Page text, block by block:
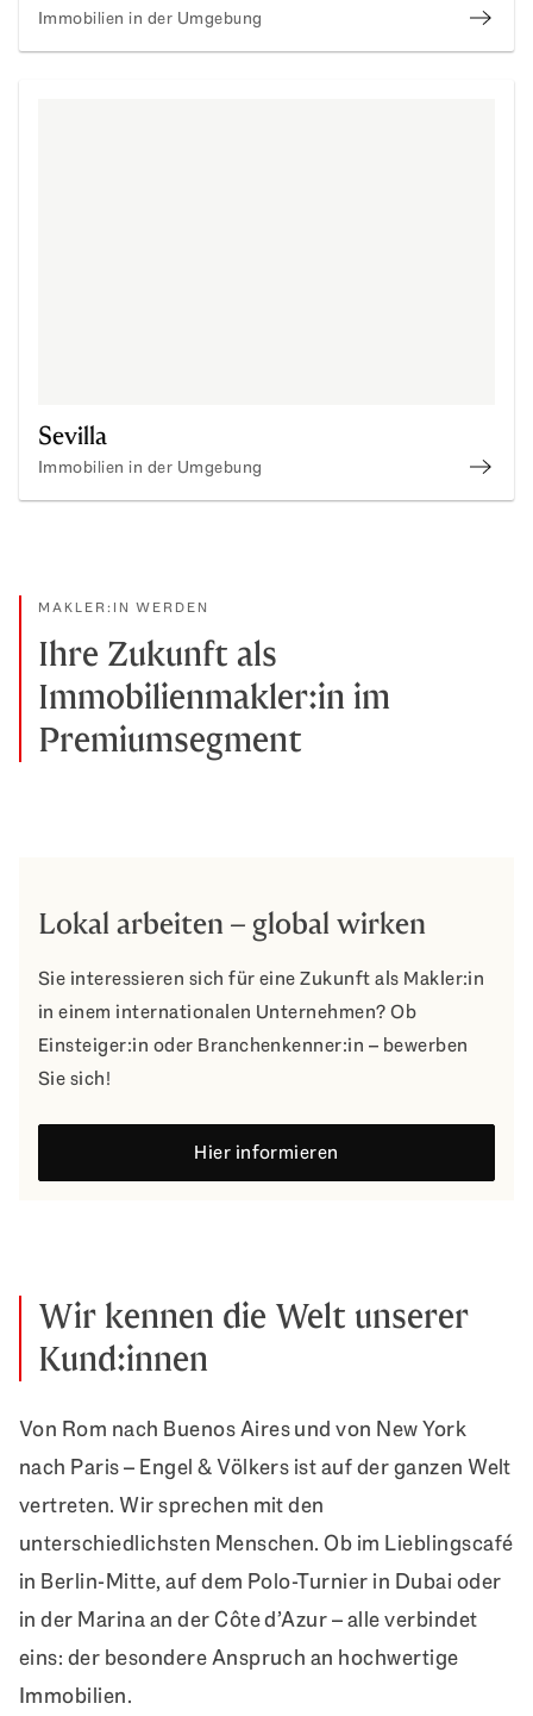
Immobilien in der Umgebung
Sevilla
Immobilien in der Umgebung
MAKLER:IN WERDEN
Ihre Zukunft als
Immobilienmakler:in im
Premiumsegment
Lokal arbeiten – global wirken
Sie interessieren sich für eine Zukunft als Makler:in
in einem internationalen Unternehmen? Ob
Einsteiger:in oder Branchenkenner:in – bewerben
Sie sich!
Hier informieren
Wir kennen die Welt unserer
Kund:innen
Von Rom nach Buenos Aires und von New York
nach Paris – Engel & Völkers ist auf der ganzen Welt
vertreten. Wir sprechen mit den
unterschiedlichsten Menschen. Ob im Lieblingscafé
in Berlin-Mitte, auf dem Polo-Turnier in Dubai oder
in der Marina an der Côte d’Azur – alle verbindet
eins: der besondere Anspruch an hochwertige
Immobilien.